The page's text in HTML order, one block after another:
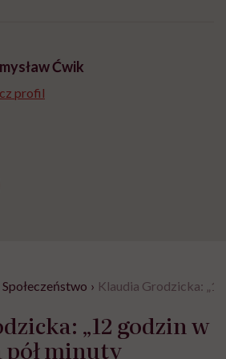
Ćwik
profil
Społeczeństwo › Klaudia Grodzicka:
„12 godzin w
minuty